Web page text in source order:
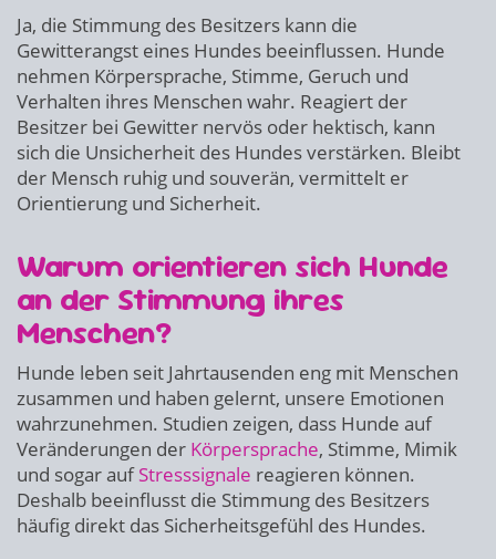
Ja, die Stimmung des Besitzers kann die
Gewitterangst eines Hundes beeinflussen. Hunde
nehmen Körpersprache, Stimme, Geruch und
Verhalten ihres Menschen wahr. Reagiert der
Besitzer bei Gewitter nervös oder hektisch, kann
sich die Unsicherheit des Hundes verstärken. Bleibt
der Mensch ruhig und souverän, vermittelt er
Orientierung und Sicherheit.
Warum orientieren sich Hunde
an der Stimmung ihres
Menschen?
Hunde leben seit Jahrtausenden eng mit Menschen
zusammen und haben gelernt, unsere Emotionen
wahrzunehmen. Studien zeigen, dass Hunde auf
Veränderungen der Körpersprache, Stimme, Mimik
und sogar aufStresssignale reagieren können.
Deshalb beeinflusst die Stimmung des Besitzers
häufig direkt das Sicherheitsgefühl des Hundes.